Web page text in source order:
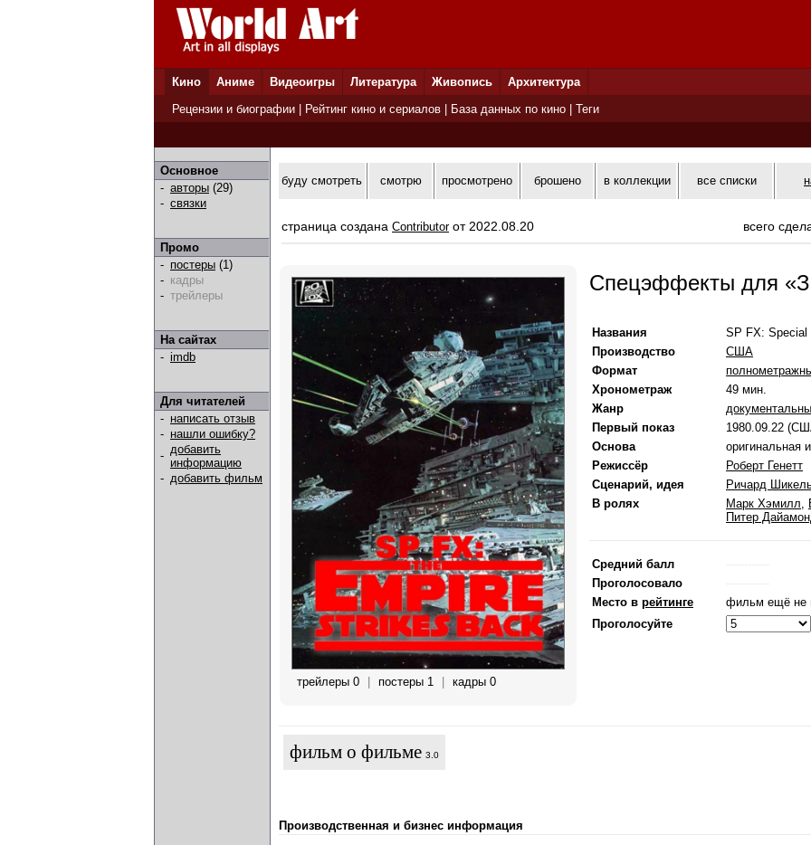
Кино Аниме Видеоигры Литература Живопись
Архитектура
Рецензии и биографии
Рейтинг кино и сериалов База данных по кино Теги
Основное
- авторы (29)
- связки
Промо
- постеры (1)
- кадры
- трейлеры
На сайтах
- imdb
Для читателей
- написать отзыв
- нашли ошибку?
- добавить
информацию
- добавить фильм
буду смотреть смотрю просмотрено брошено в коллекции все списки
страница создана Contributorот 2022.08.20 всего
трейлеры 0 постеры 1 кадры 0
Спецэффекты для
Названия
SP FX:
Производство
США
Формат
Хронометраж
49 мин.
Жанр
Первый показ
1980.09.22
Основа
оригинальная
Режиссёр
Роберт Генетт
Сценарий, идея
Ричард
В ролях
Марк Хэмилл,
Питер
Средний балл
Проголосовало
Место в рейтинге
фильм ещё не
Проголосуйте
фильм о фильме 3.0
Производственная и бизнес информация